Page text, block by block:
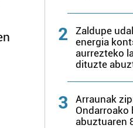
2
Zaldupe
energia
aurrezteko
dituzte
3
Arraunak
Ondarroako
abuztuaren